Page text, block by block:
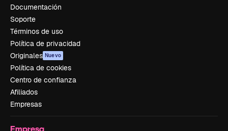
Documentación
Soporte
Términos de uso
Política de privacidad
Originales Nuevo
Política de cookies
Centro de confianza
Afiliados
Empresas
Empresa